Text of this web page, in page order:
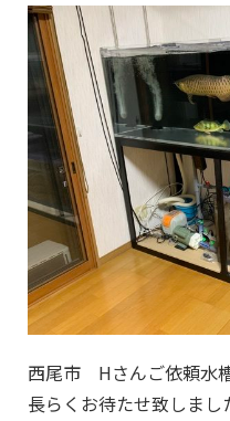
西尾市 Hさんご依頼水
長らくお待たせ致しまし